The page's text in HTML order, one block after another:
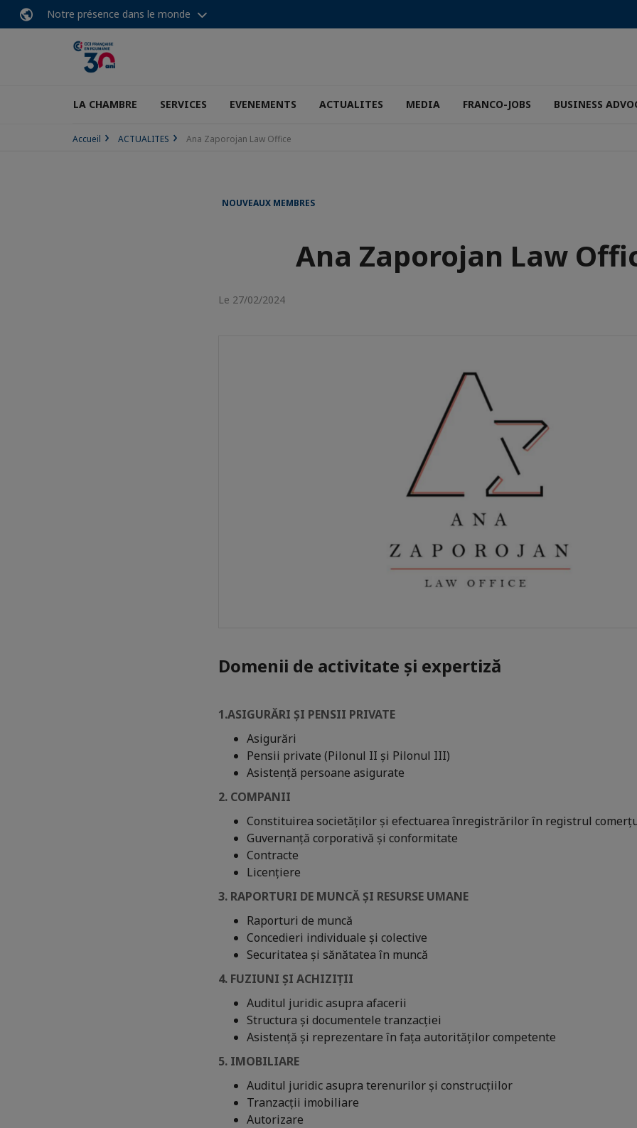
Notre présence dans le monde
LA CHAMBRE SERVICES EVENEMENTS ACTUALITES MEDIA FRANCO-JOBS BUSINESS
Accueil ACTUALITES Ana Zaporojan Law Office
NOUVEAUX MEMBRES
Ana Zaporojan Law
Le 27/02/2024
Domenii de activitate și expertiză
1.ASIGURĂRI ȘI PENSII PRIVATE
Asigurări
Pensii private (Pilonul II și Pilonul III)
Asistență persoane asigurate
2. COMPANII
Constituirea societăților și efectuarea înregistrărilor în registrul
Guvernanță corporativă și conformitate
Contracte
Licențiere
3. RAPORTURI DE MUNCĂ ȘI RESURSE UMANE
Raporturi de muncă
Concedieri individuale și colective
Securitatea și sănătatea în muncă
4. FUZIUNI ȘI ACHIZIȚII
Auditul juridic asupra afacerii
Structura și documentele tranzacției
Asistență și reprezentare în fața autorităților competente
5. IMOBILIARE
Auditul juridic asupra terenurilor și construcțiilor
Tranzacții imobiliare
Autorizare